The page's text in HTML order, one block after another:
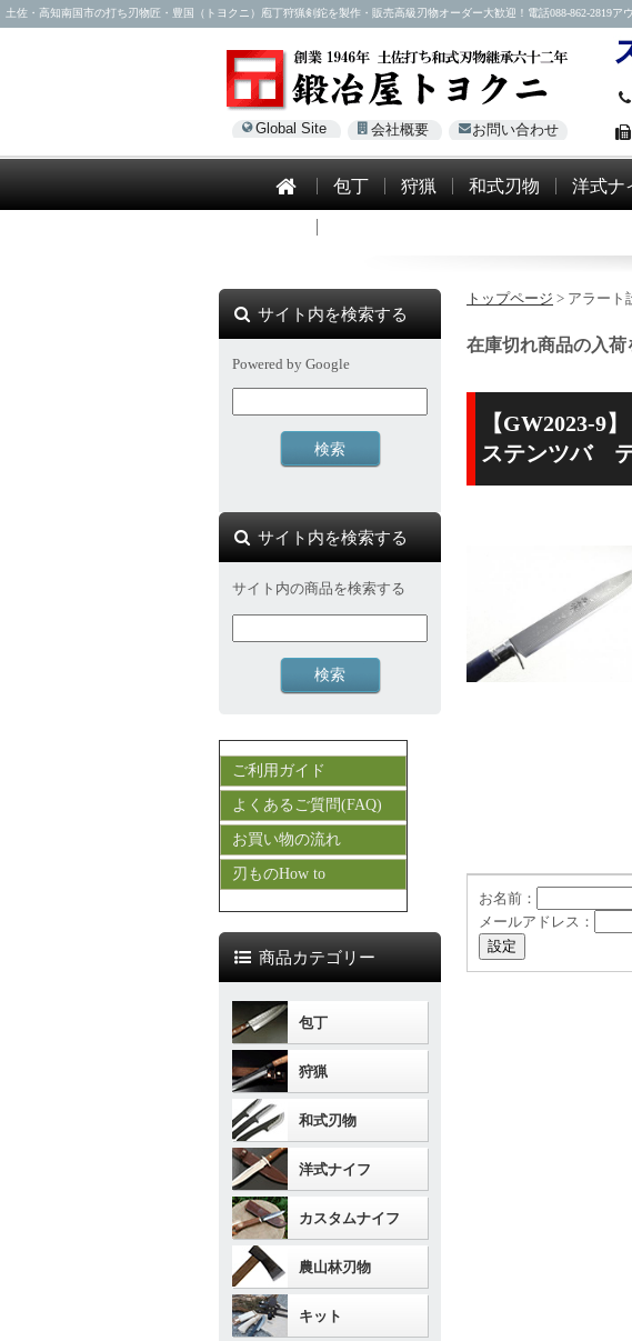
土佐・高知南国市の打ち刃物匠・豊国（トヨクニ）庖丁狩猟剣鉈を製作・販売高級刃物オーダー大歓迎！電話088-862-2819
Global Site 会社概要 お問い合わせ
包丁 狩猟 和式刃物 洋式ナ
トップページ > アラート
在庫切れ商品の入荷
【GW2023-9
ステンツバ
お名前：
メールアドレス：
サイト内を検索する
Powered by Google
サイト内を検索する
サイト内の商品を検索する
ご利用ガイド
よくあるご質問(FAQ)
お買い物の流れ
刃ものHow to
商品カテゴリー
包丁
狩猟
和式刃物
洋式ナイフ
カスタムナイフ
農山林刃物
キット